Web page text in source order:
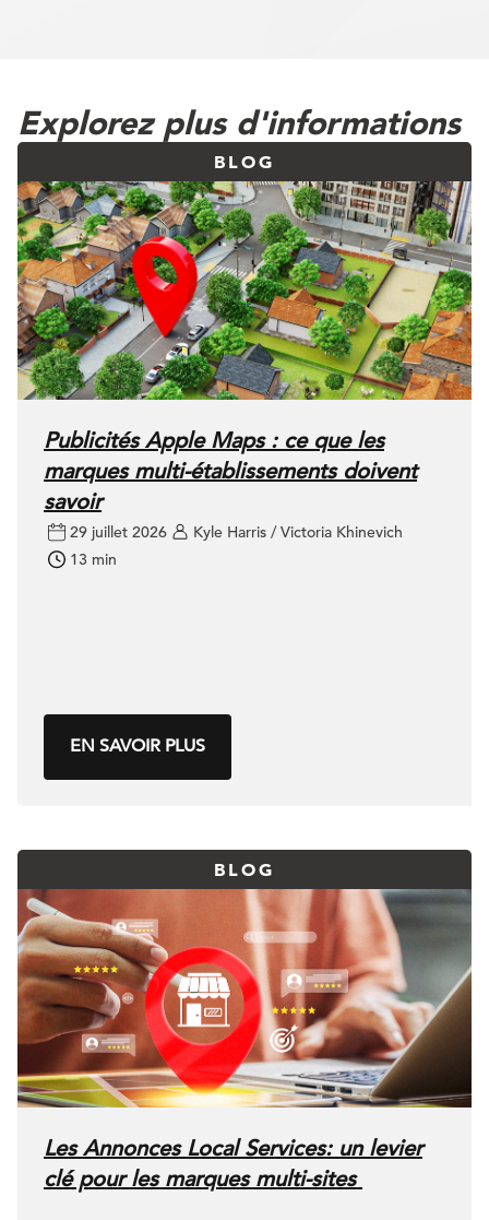
Explorez plus d'informations
BLOG
Publicités Apple Maps : ce que les
marques multi-établissements doivent
savoir
29 juillet 2026
Kyle Harris / Victoria Khinevich
13 min
EN SAVOIR PLUS
BLOG
Les Annonces Local Services: un levier
clé pour les marques multi-sites